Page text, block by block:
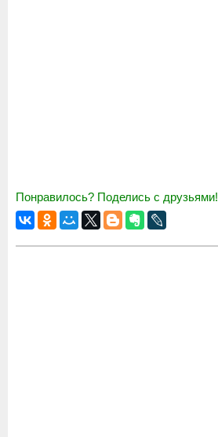
Понравилось? Поделись с друзьями!